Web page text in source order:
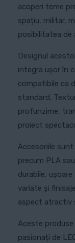
acoperi teme
spațiu, militar,
posibilitatea de
Designul
integra ușor în
compatibile ca
standard.
profunzime,
proiect
Accesoriile
precum PLA
durabile,
variate și
aspect atractiv
Aceste
pasionați de